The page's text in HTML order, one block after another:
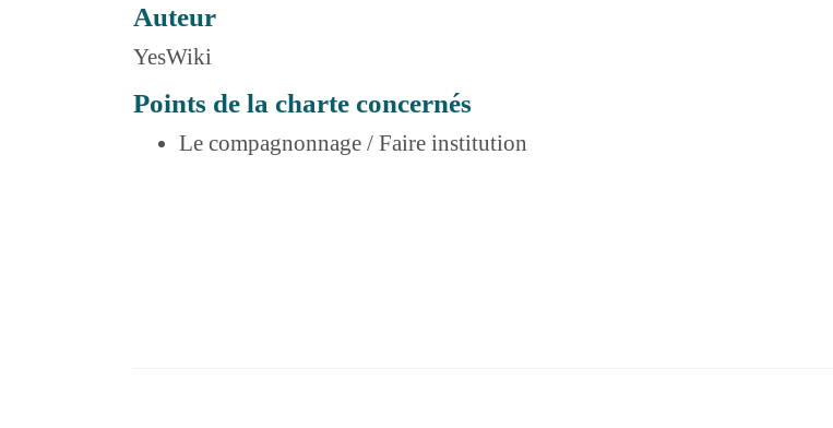
Auteur
YesWiki
Points de la charte concernés
Le compagnonnage / Faire institution